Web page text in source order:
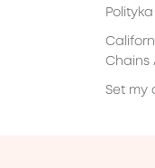
Chains
Set my